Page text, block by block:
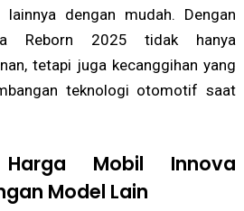
dengan mudah. Dengan
Reborn 2025 tidak hanya
tetapi juga kecanggihan yang
teknologi otomotif saat
Harga Mobil Innova
Model Lain